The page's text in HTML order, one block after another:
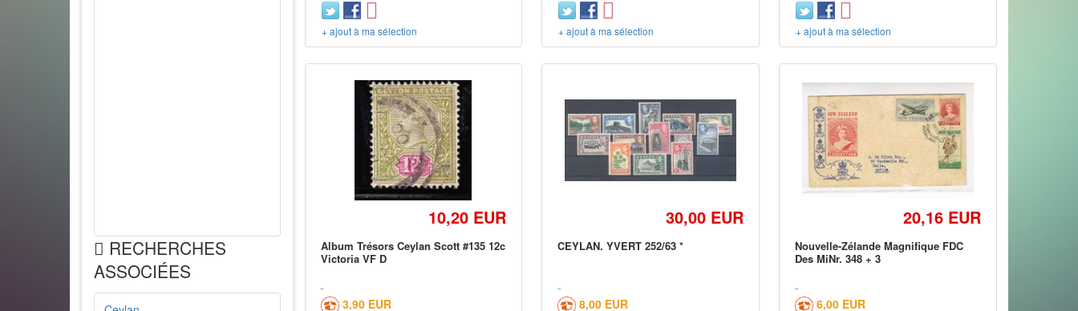
RECHERCHES
ASSOCIÉES
+ ajout à ma sélection + ajout à ma sélection + ajout à ma sélection
10,20 EUR
Album Trésors Ceylan Scott #135 12c
Victoria VF D
3,90 EUR
30,00 EUR
CEYLAN. YVERT 252/63 *
8,00 EUR
20,16 EUR
Nouvelle-Zélande Magnifique FDC
Des MiNr. 348 + 3
6,00 EUR